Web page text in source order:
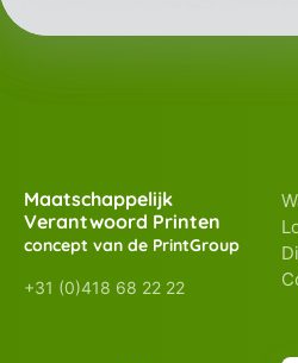
Maatschappelijk
Verantwoord Printen
concept van de PrintGroup
+31 (0)418 68 22 22